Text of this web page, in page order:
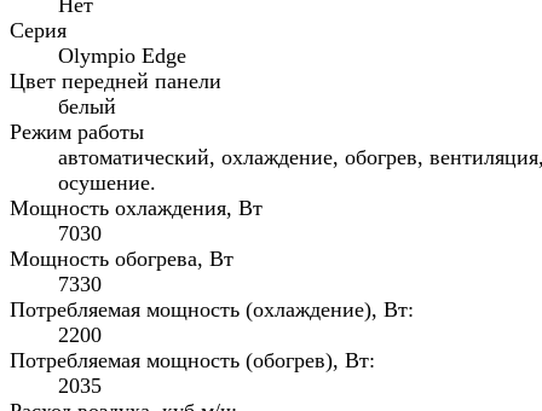
Серия
Olympio Edge
Цвет передней панели
белый
Режим работы
автоматический, охлаждение, обогрев,
осушение.
Мощность охлаждения, Вт
7030
Мощность обогрева, Вт
7330
Потребляемая мощность (охлаждение), Вт:
2200
Потребляемая мощность (обогрев), Вт:
2035